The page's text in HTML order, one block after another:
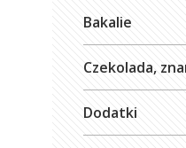
Bakalie
Czekolada,
Dodatki